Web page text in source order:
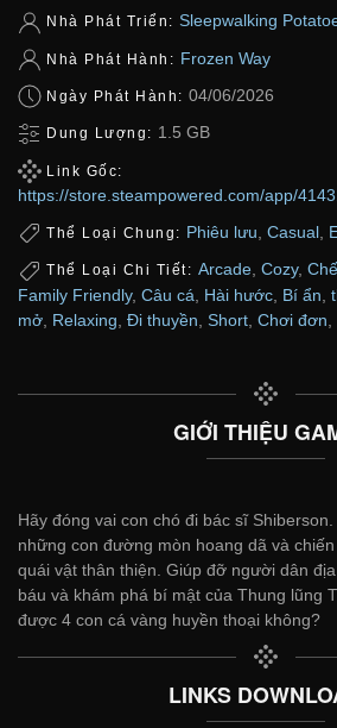
Nhà Phát Triển: Sleepwalking
Nhà Phát Hành: Frozen Way
Ngày Phát Hành: 04/06/2026
Dung Lượng: 1.5 GB
Link Gốc:
https://store.steampowered.com/app/
Thể Loại Chung: Phiêu lưu Casual
Thể Loại Chi Tiết: Arcade, Cozy,
Family Friendly, Câu cá Hài hước Bí ẩn
mở Relaxing Đi thuyền Short Chơi đơn
GIỚI THIỆU
Hãy đóng vai con chó đi bác sĩ
những con đường mòn hoang dã và
quái vật thân thiện. Giúp đỡ người dân
báu và khám phá bí mật của Thung lũng
được 4 con cá vàng huyền thoại không?
LINKS